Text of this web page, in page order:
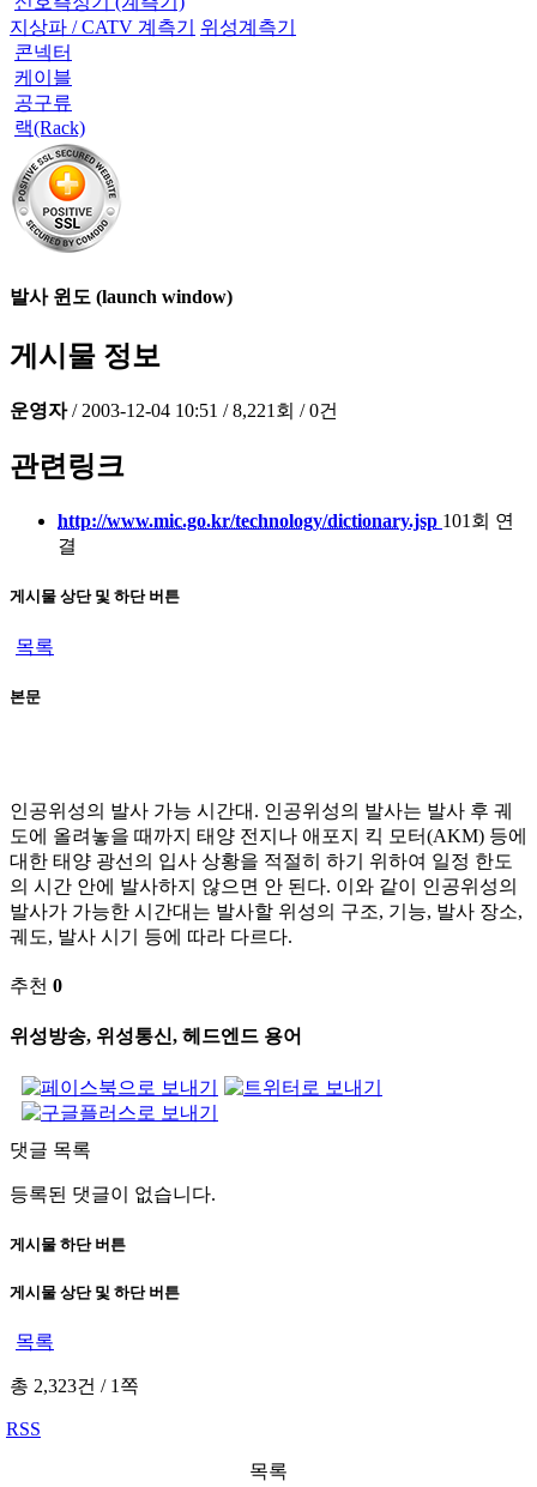
지상파 / CATV 계측기
위성계측기
콘넥터
케이블
공구류
랙(Rack)
발사 윈도 (launch window)
게시물 정보
운영자 / 2003-12-04 10:51 / 8,221회 / 0건
관련링크
http://www.mic.go.kr/technology/dictionary.jsp 101회 연
결
게시물 상단 및 하단 버튼
목록
본문
인공위성의 발사 가능 시간대. 인공위성의 발사는 발사 후 궤
도에 올려놓을 때까지 태양 전지나 애포지 킥 모터(AKM) 등에
대한 태양 광선의 입사 상황을 적절히 하기 위하여 일정 한도
의 시간 안에 발사하지 않으면 안 된다. 이와 같이 인공위성의
발사가 가능한 시간대는 발사할 위성의 구조, 기능, 발사 장소,
궤도, 발사 시기 등에 따라 다르다.
추천 0
위성방송, 위성통신, 헤드엔드 용어
댓글 목록
등록된 댓글이 없습니다.
게시물 하단 버튼
게시물 상단 및 하단 버튼
목록
총 2,323건 /1쪽
RSS
목록